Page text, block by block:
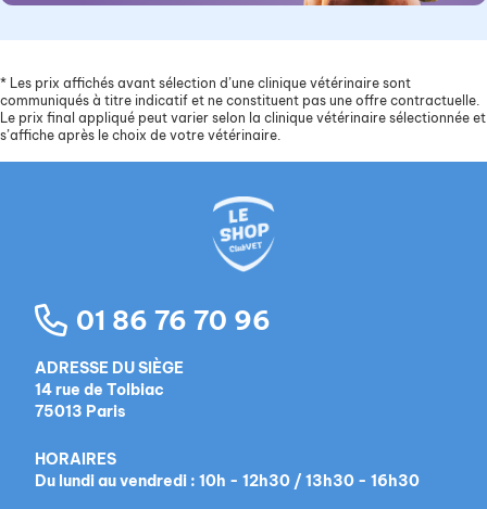
* Les prix affichés avant sélection d’une clinique vétérinaire sont
communiqués à titre indicatif et ne constituent pas une offre contractuelle.
Le prix final appliqué peut varier selon la clinique vétérinaire sélectionnée et
s’affiche après le choix de votre vétérinaire.
01 86 76 70 96
ADRESSE DU SIÈGE
14 rue de Tolbiac
75013 Paris
HORAIRES
Du lundi au vendredi : 10h - 12h30 / 13h30 - 16h30